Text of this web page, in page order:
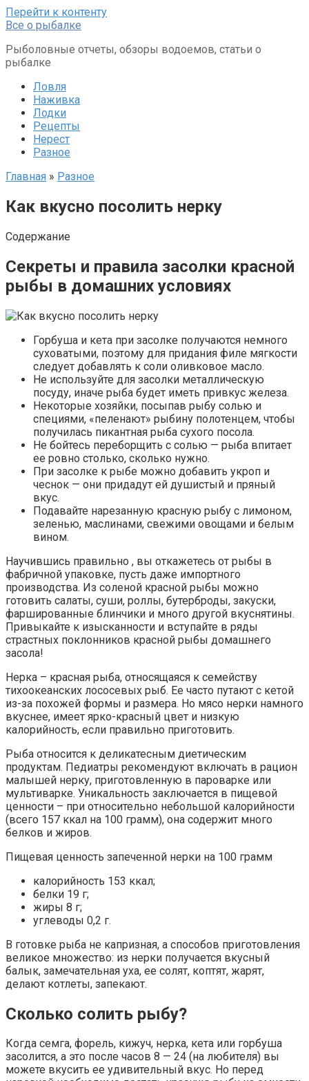
Перейти к контенту
Все о рыбалке
Рыболовные отчеты, обзоры водоемов, статьи о
рыбалке
Ловля
Наживка
Лодки
Рецепты
Нерест
Разное
Главная » Разное
Как вкусно посолить нерку
Содержание
Секреты и правила засолки красной
рыбы в домашних условиях
Горбуша и кета при засолке получаются немного
суховатыми, поэтому для придания филе мягкости
следует добавлять к соли оливковое масло.
Не используйте для засолки металлическую
посуду, иначе рыба будет иметь привкус железа.
Некоторые хозяйки, посыпав рыбу солью и
специями, «пеленают» рыбину полотенцем, чтобы
получилась пикантная рыба сухого посола.
Не бойтесь переборщить с солью — рыба впитает
ее ровно столько, сколько нужно.
При засолке к рыбе можно добавить укроп и
чеснок — они придадут ей душистый и пряный
вкус.
Подавайте нарезанную красную рыбу с лимоном,
зеленью, маслинами, свежими овощами и белым
вином.
Научившись правильно , вы откажетесь от рыбы в
фабричной упаковке, пусть даже импортного
производства. Из соленой красной рыбы можно
готовить салаты, суши, роллы, бутерброды, закуски,
фаршированные блинчики и много другой вкуснятины.
Привыкайте к изысканности и вступайте в ряды
страстных поклонников красной рыбы домашнего
засола!
Нерка – красная рыба, относящаяся к семейству
тихоокеанских лососевых рыб. Ее часто путают с кетой
из-за похожей формы и размера. Но мясо нерки намного
вкуснее, имеет ярко-красный цвет и низкую
калорийность, если правильно приготовить.
Рыба относится к деликатесным диетическим
продуктам. Педиатры рекомендуют включать в рацион
малышей нерку, приготовленную в пароварке или
мультиварке. Уникальность заключается в пищевой
ценности – при относительно небольшой калорийности
(всего 157 ккал на 100 грамм), она содержит много
белков и жиров.
Пищевая ценность запеченной нерки на 100 грамм
калорийность 153 ккал;
белки 19 г;
жиры 8 г;
углеводы 0,2 г.
В готовке рыба не капризная, а способов приготовления
великое множество: из нерки получается вкусный
балык, замечательная уха, ее солят, коптят, жарят,
делают котлеты, запекают.
Сколько солить рыбу?
Когда семга, форель, кижуч, нерка, кета или горбуша
засолится, а это после часов 8 — 24 (на любителя) вы
можете вкусить ее удивительный вкус. Но перед